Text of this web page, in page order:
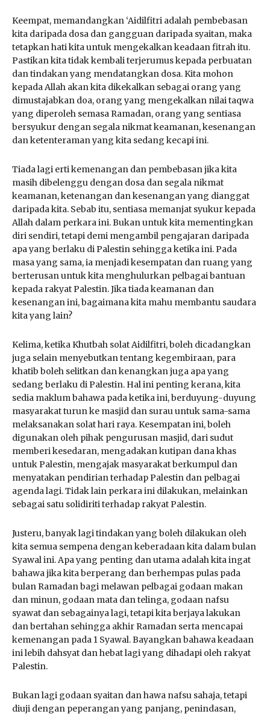
Keempat, memandangkan ‘Aidilfitri adalah pembebasan
kita daripada dosa dan gangguan daripada syaitan, maka
tetapkan hati kita untuk mengekalkan keadaan fitrah itu.
Pastikan kita tidak kembali terjerumus kepada perbuatan
dan tindakan yang mendatangkan dosa. Kita mohon
kepada Allah akan kita dikekalkan sebagai orang yang
dimustajabkan doa, orang yang mengekalkan nilai taqwa
yang diperoleh semasa Ramadan, orang yang sentiasa
bersyukur dengan segala nikmat keamanan, kesenangan
dan ketenteraman yang kita sedang kecapi ini.
Tiada lagi erti kemenangan dan pembebasan jika kita
masih dibelenggu dengan dosa dan segala nikmat
keamanan, ketenangan dan kesenangan yang dianggat
daripada kita. Sebab itu, sentiasa memanjat syukur kepada
Allah dalam perkara ini. Bukan untuk kita mementingkan
diri sendiri, tetapi demi mengambil pengajaran daripada
apa yang berlaku di Palestin sehingga ketika ini. Pada
masa yang sama, ia menjadi kesempatan dan ruang yang
berterusan untuk kita menghulurkan pelbagai bantuan
kepada rakyat Palestin. Jika tiada keamanan dan
kesenangan ini, bagaimana kita mahu membantu saudara
kita yang lain?
Kelima, ketika Khutbah solat Aidilfitri, boleh dicadangkan
juga selain menyebutkan tentang kegembiraan, para
khatib boleh selitkan dan kenangkan juga apa yang
sedang berlaku di Palestin. Hal ini penting kerana, kita
sedia maklum bahawa pada ketika ini, berduyung-duyung
masyarakat turun ke masjid dan surau untuk sama-sama
melaksanakan solat hari raya. Kesempatan ini, boleh
digunakan oleh pihak pengurusan masjid, dari sudut
memberi kesedaran, mengadakan kutipan dana khas
untuk Palestin, mengajak masyarakat berkumpul dan
menyatakan pendirian terhadap Palestin dan pelbagai
agenda lagi. Tidak lain perkara ini dilakukan, melainkan
sebagai satu solidiriti terhadap rakyat Palestin.
Justeru, banyak lagi tindakan yang boleh dilakukan oleh
kita semua sempena dengan keberadaan kita dalam bulan
Syawal ini. Apa yang penting dan utama adalah kita ingat
bahawa jika kita berperang dan berhempas pulas pada
bulan Ramadan bagi melawan pelbagai godaan makan
dan minun, godaan mata dan telinga, godaan nafsu
syawat dan sebagainya lagi, tetapi kita berjaya lakukan
dan bertahan sehingga akhir Ramadan serta mencapai
kemenangan pada 1 Syawal. Bayangkan bahawa keadaan
ini lebih dahsyat dan hebat lagi yang dihadapi oleh rakyat
Palestin.
Bukan lagi godaan syaitan dan hawa nafsu sahaja, tetapi
diuji dengan peperangan yang panjang, penindasan,